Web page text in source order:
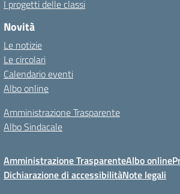
I progetti delle classi
Novità
Le notizie
Le circolari
Calendario eventi
Albo online
Amministrazione Trasparente
Albo Sindacale
Amministrazione TrasparenteAlbo online
Dichiarazione di accessibilitàNote legali